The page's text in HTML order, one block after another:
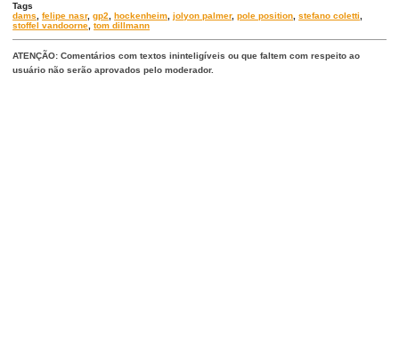
Tags
dams,felipe nasr,gp2, hockenheim,jolyon palmer,pole position,stefano coletti,
stoffel vandoorne,tom dillmann
ATENÇÃO: Comentários com textos ininteligíveis ou que faltem com respeito ao
usuário não serão aprovados pelo moderador.